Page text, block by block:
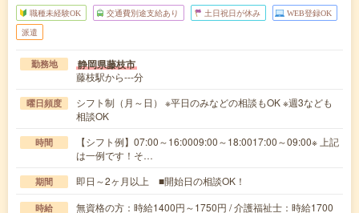
職種未経験OK 交通費別途支給あり 土日祝日が休み WEB登録OK
派遣
勤務地 静岡県藤枝市
藤枝駅から---分
曜日頻度
シフト制（月～日） ※平日のみなどの相談もOK ※週3なども
相談OK
時間
【シフト例】07:00～16:0009:00～18:0017:00～09:00※ 上記
は一例です！そ…
期間 即日～2ヶ月以上 ■開始日の相談OK！
時給
無資格の方：時給1400円～1750円 / 介護福祉士：時給1700